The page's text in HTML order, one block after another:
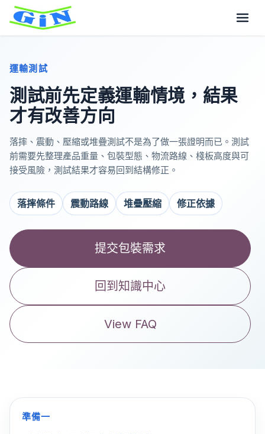
運輸測試
測試前先定義運輸情境，結果
才有改善方向
落摔、震動、壓縮或堆疊測試不是為了做一張證明而已。測試
前需要先整理產品重量、包裝型態、物流路線、棧板高度與可
接受風險，測試結果才容易回到結構修正。
落摔條件 震動路線 堆疊壓縮 修正依據
提交包裝需求
回到知識中心
View FAQ
準備一